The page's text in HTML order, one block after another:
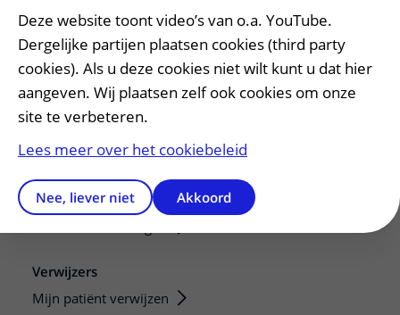
Onderwijs en onderzoek
Onze opleidingen
De Nieuwe Utrechtse School
Stage en opleidingsplaatsen
Research
Strategic programs
Researchers
Verwijzers
Mijn patiënt verwijzen
Deze website toont video’s van o.a. YouTube.
Dergelijke partijen plaatsen cookies (third party
cookies). Als u deze cookies niet wilt kunt u dat hier
aangeven. Wij plaatsen zelf ook cookies om onze
site te verbeteren.
Lees meer over het cookiebeleid
Nee, liever niet Akkoord